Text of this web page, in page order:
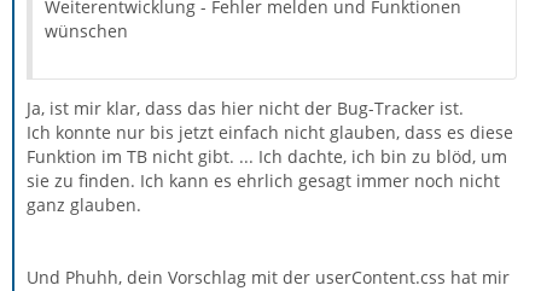
Weiterentwicklung - Fehler melden und Funktionen
wünschen
Ja, ist mir klar, dass das hier nicht der Bug-Tracker ist.
Ich konnte nur bis jetzt einfach nicht glauben, dass es diese
Funktion im TB nicht gibt. ... Ich dachte, ich bin zu blöd, um
sie zu finden. Ich kann es ehrlich gesagt immer noch nicht
ganz glauben.
Und Phuhh, dein Vorschlag mit der userContent.css hat mir